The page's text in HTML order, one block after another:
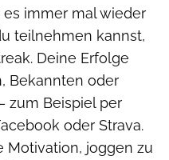
es immer mal wieder
teilnehmen kannst,
Deine Erfolge
Bekannten oder
zum Beispiel per
oder Strava.
Motivation, joggen zu